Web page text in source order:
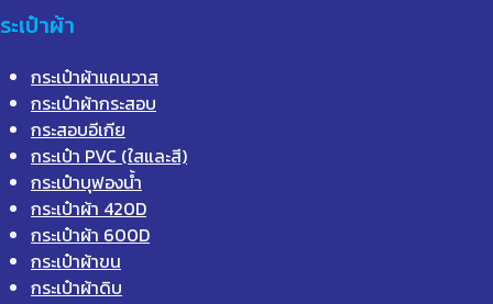
ะเป๋าผ้า
กระเป๋าผ้าแคนวาส
กระเป๋าผ้ากระสอบ
กระสอบอีเกีย
กระเป๋า PVC (ใสและสี)
กระเป๋าบุฟองน้ำ
กระเป๋าผ้า 420D
กระเป๋าผ้า 600D
กระเป๋าผ้าขน
กระเป๋าผ้าดิบ